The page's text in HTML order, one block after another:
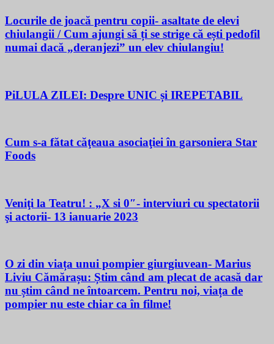
Locurile de joacă pentru copii- asaltate de elevi
chiulangii / Cum ajungi să ți se strige că ești pedofil
numai dacă „deranjezi” un elev chiulangiu!
PiLULA ZILEI: Despre UNIC și IREPETABIL
Cum s-a fătat căţeaua asociaţiei în garsoniera Star
Foods
Veniţi la Teatru! : „X si 0″- interviuri cu spectatorii
şi actorii- 13 ianuarie 2023
O zi din viața unui pompier giurgiuvean- Marius
Liviu Cămărașu: Știm când am plecat de acasă dar
nu știm când ne întoarcem. Pentru noi, viața de
pompier nu este chiar ca în filme!